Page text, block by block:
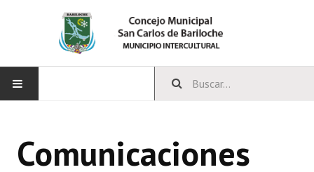
CONCEJO
Comunicaciones